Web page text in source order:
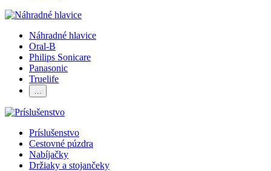
Náhradné hlavice
Oral-B
Philips Sonicare
Panasonic
Truelife
…
Príslušenstvo
Cestovné púzdra
Nabíjačky
Držiaky a stojančeky